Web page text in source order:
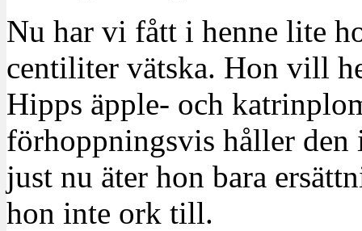
Nu har vi fått i henne lite
centiliter vätska. Hon vill
Hipps äpple- och
förhoppningsvis håller den
just nu äter hon bara
hon inte ork till.